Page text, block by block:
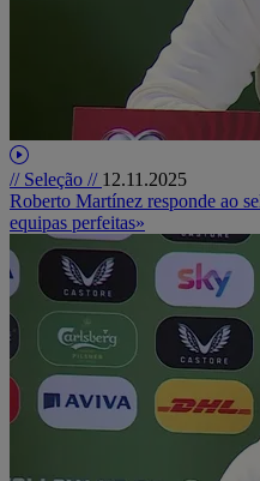
// Seleção // 12.11.2025
Roberto Martínez responde ao
equipas perfeitas»